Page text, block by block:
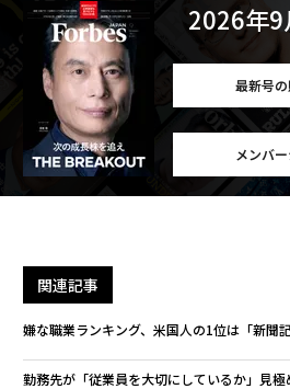
2026年9
最新号
メンバ
関連記事
嫌な職業ランキング、米国人の1位は「新聞記
勤務先が「従業員を大切にしているか」見